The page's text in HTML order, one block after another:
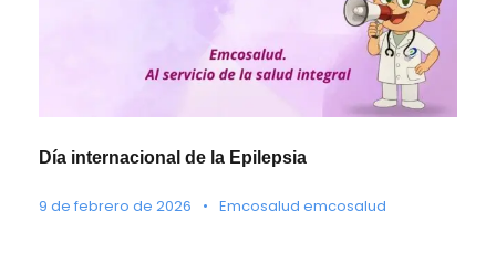
Día internacional de la Epilepsia
9 de febrero de 2026 • Emcosalud emcosalud